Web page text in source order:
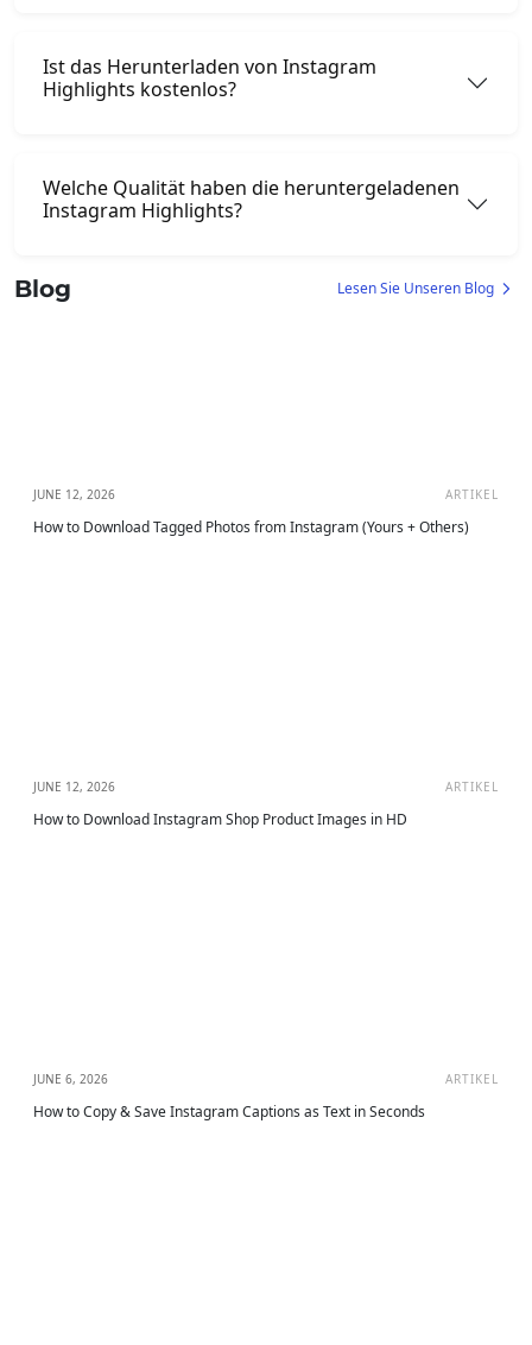
Ist das Herunterladen von Instagram
Highlights kostenlos?
Welche Qualität haben die heruntergeladenen
Instagram Highlights?
Blog Lesen Sie Unseren Blog
JUNE 12, 2026 ARTIKEL
How to Download Tagged Photos from Instagram (Yours + Others)
JUNE 12, 2026 ARTIKEL
How to Download Instagram Shop Product Images in HD
JUNE 6, 2026 ARTIKEL
How to Copy & Save Instagram Captions as Text in Seconds